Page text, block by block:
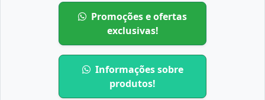
Promoções e ofertas
exclusivas!
Informações sobre
produtos!